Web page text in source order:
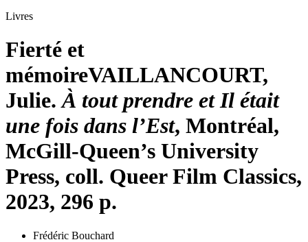
Livres
Fierté et
mémoireVAILLANCOURT,
Julie.À tout prendre et Il était
une fois dans l’Est, Montréal,
McGill-Queen’s University
Press, coll. Queer Film Classics,
2023, 296 p.
Frédéric Bouchard